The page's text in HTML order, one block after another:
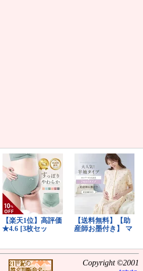
Copyright ©2001